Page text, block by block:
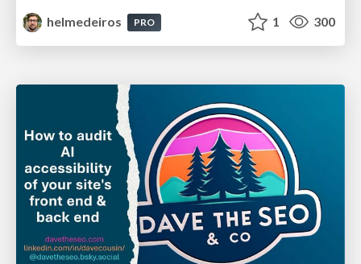
helmedeiros
PRO 1 300